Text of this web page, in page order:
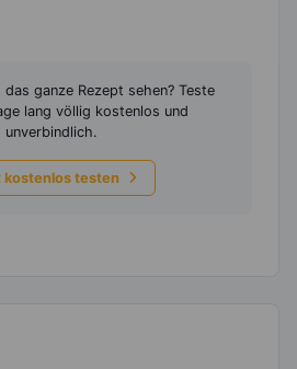
ganze Rezept sehen? Teste
lang völlig kostenlos und
unverbindlich.
kostenlos testen